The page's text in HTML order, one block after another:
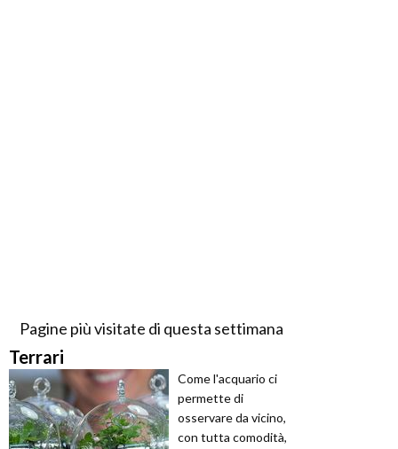
Pagine più visitate di questa settimana
Terrari
Come l'acquario ci
permette di
osservare da vicino,
con tutta comodità,